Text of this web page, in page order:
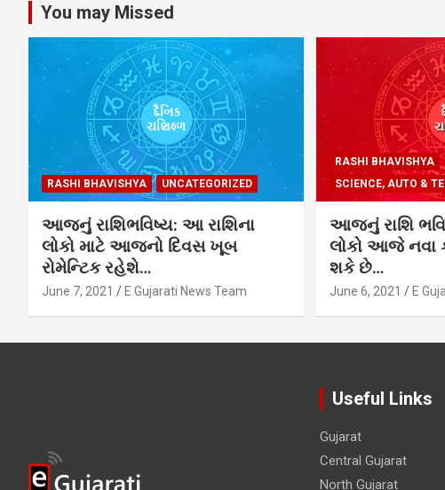
You may Missed
RASHI BHAVISHYA UNCATEGORIZED
આજનું રાશિભવિષ્ય: આ રાશિના
લોકો માટે આજનો દિવસ ખૂબ
રોમેન્ટિક રહેશે…
June 7, 2021 E Gujarati News Team
RASHI BHAVISHYA
SCIENCE, AUTO &
આજનું રાશિ
લોકો આજે નવા
શકે છે…
June 6, 2021 E
Useful Links
Gujarat
Central Gujarat
North Gujarat